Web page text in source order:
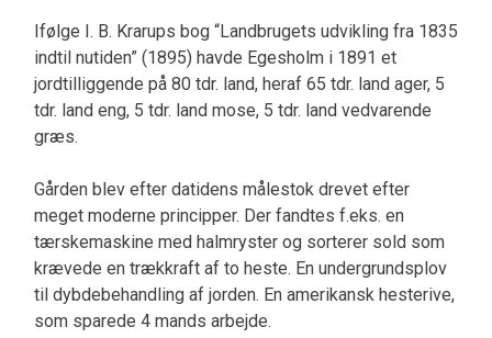
Ifølge I. B. Krarups bog “Landbrugets udvikling fra 1835
indtil nutiden” (1895) havde Egesholm i 1891 et
jordtilliggende på 80 tdr. land, heraf 65 tdr. land ager, 5
tdr. land eng, 5 tdr. land mose, 5 tdr. land vedvarende
græs.
Gården blev efter datidens målestok drevet efter
meget moderne principper. Der fandtes f.eks. en
tærskemaskine med halmryster og sorterer sold som
krævede en trækkraft af to heste. En undergrundsplov
til dybdebehandling af jorden. En amerikansk hesterive,
som sparede 4 mands arbejde.